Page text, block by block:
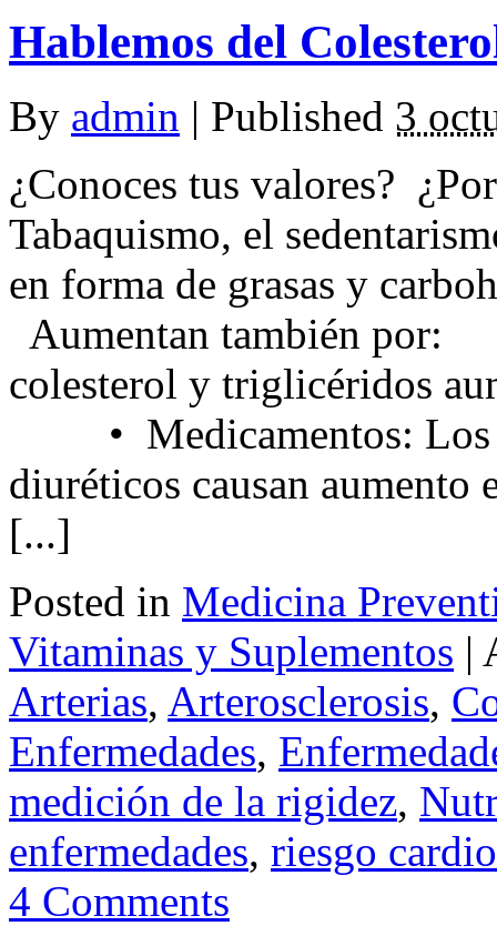
Hablemos del
By admin | Published 3
¿Conoces tus valores?
Tabaquismo, el
en forma de grasas y
Aumentan también
colesterol y triglicéridos
• Medicamentos: Los
diuréticos causan
[...]
Posted in Medicina
Vitaminas y Suplementos |
Arterias, Arterosclerosis,
Enfermedades,
medición de la rigidez,
enfermedades, riesgo
4 Comments